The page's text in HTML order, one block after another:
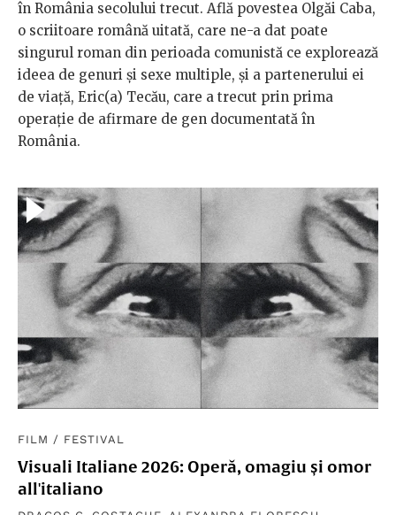
în România secolului trecut. Află povestea Olgăi Caba,
o scriitoare română uitată, care ne-a dat poate
singurul roman din perioada comunistă ce explorează
ideea de genuri și sexe multiple, și a partenerului ei
de viață, Eric(a) Tecău, care a trecut prin prima
operație de afirmare de gen documentată în
România.
FILM / FESTIVAL
Visuali Italiane 2026: Operă, omagiu și omor
all'italiano